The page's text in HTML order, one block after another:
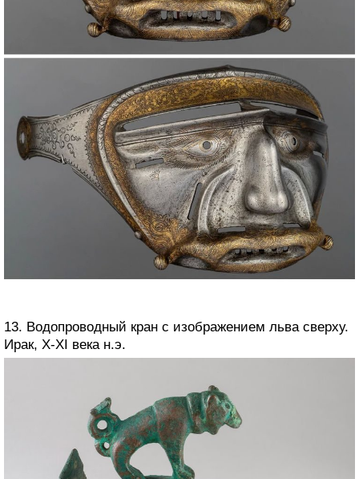
13. Водопроводный кран с изображением льва сверху.
Ирак, X-XI века н.э.